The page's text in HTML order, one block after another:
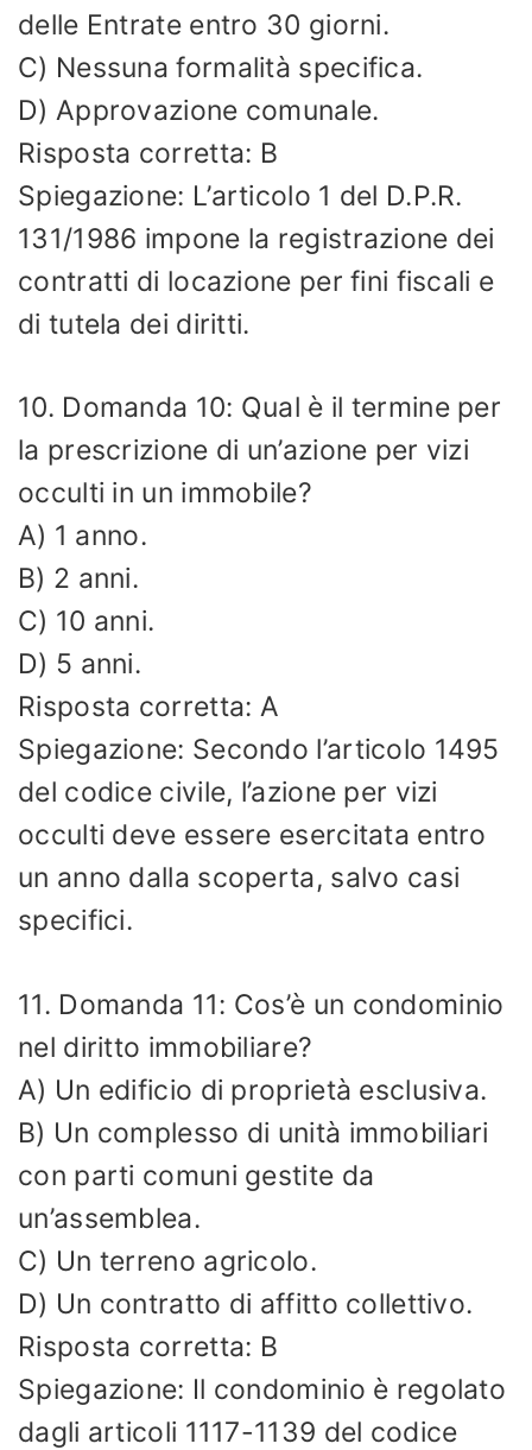
delle Entrate entro 30 giorni.
C) Nessuna formalità specifica.
D) Approvazione comunale.
Risposta corretta: B
Spiegazione: L’articolo 1 del D.P.R.
131/1986 impone la registrazione dei
contratti di locazione per fini fiscali e
di tutela dei diritti.
10. Domanda 10: Qual è il termine per
la prescrizione di un’azione per vizi
occulti in un immobile?
A) 1 anno.
B) 2 anni.
C) 10 anni.
D) 5 anni.
Risposta corretta: A
Spiegazione: Secondo l’articolo 1495
del codice civile, l’azione per vizi
occulti deve essere esercitata entro
un anno dalla scoperta, salvo casi
specifici.
11. Domanda 11: Cos’è un condominio
nel diritto immobiliare?
A) Un edificio di proprietà esclusiva.
B) Un complesso di unità immobiliari
con parti comuni gestite da
un’assemblea.
C) Un terreno agricolo.
D) Un contratto di affitto collettivo.
Risposta corretta: B
Spiegazione: Il condominio è regolato
dagli articoli 1117-1139 del codice